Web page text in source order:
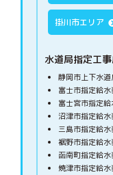
掛川市エリア
水道局指定工
静岡市上下水
富士市指定給
富士宮市指定
沼津市指定給
三島市指定給
裾野市指定給
函南町指定給
焼津市指定給